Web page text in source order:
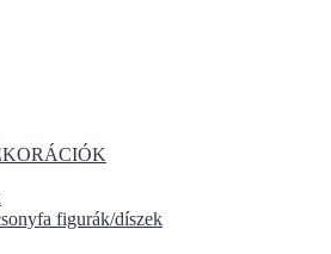
figurák/díszek